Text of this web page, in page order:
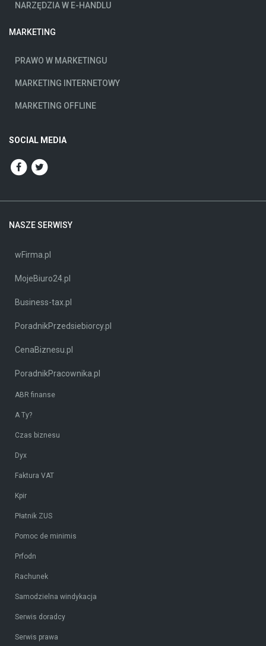
NARZĘDZIA W E-HANDLU
MARKETING
PRAWO W MARKETINGU
MARKETING INTERNETOWY
MARKETING OFFLINE
SOCIAL MEDIA
NASZE SERWISY
wFirma.pl
MojeBiuro24.pl
Business-tax.pl
PoradnikPrzedsiebiorcy.pl
CenaBiznesu.pl
PoradnikPracownika.pl
ABR finanse
A Ty?
Czas biznesu
Dyx
Faktura VAT
Kpir
Płatnik ZUS
Pomoc de minimis
Prfodn
Rachunek
Samodzielna windykacja
Serwis doradcy
Serwis prawa